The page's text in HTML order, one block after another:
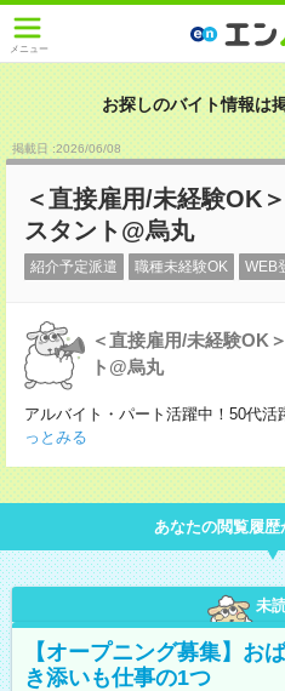
メニュー
お探しのバイト情報は
掲載日 :2026/06/08
＜直接雇用/未経験OK
スタント@烏丸
紹介予定派遣 職種未経験OK WEB
＜直接雇用/未経験OK
ト@烏丸
アルバイト・パート活躍中！50代
っとみる
あなたの閲覧履歴
未
【オープニング募集】お
き添いも仕事の1つ